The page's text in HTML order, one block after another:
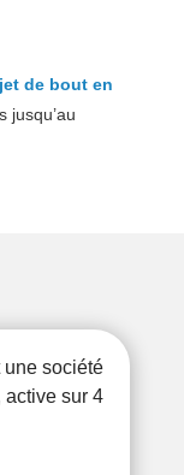
de bout en
jusqu’au
une société
active sur 4